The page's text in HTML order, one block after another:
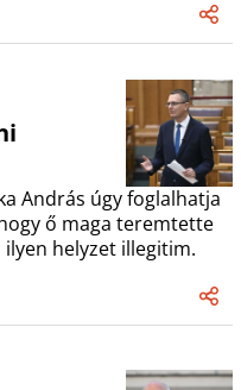
András úgy foglalhatja
ő maga teremtette
helyzet illegitim.